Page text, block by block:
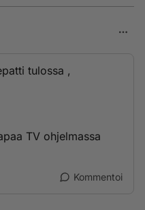
tulossa ,
TV ohjelmassa
Kommentoi